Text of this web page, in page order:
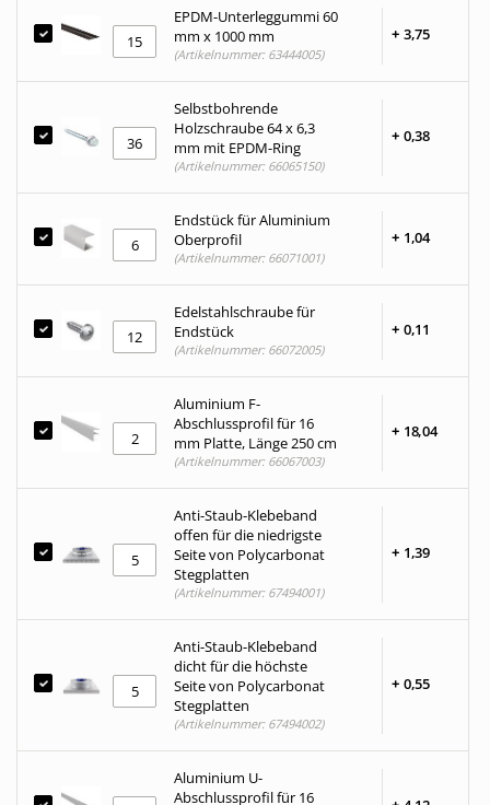
EPDM-Unterleggummi 60
mm x 1000 mm
+ 3,75
(Artikelnummer: 63444005)
Selbstbohrende
Holzschraube 64 x 6,3
mm mit EPDM-Ring
+ 0,38
(Artikelnummer: 66065150)
Endstück für Aluminium
Oberprofil
+ 1,04
(Artikelnummer: 66071001)
Edelstahlschraube für
Endstück
+ 0,11
(Artikelnummer: 66072005)
Aluminium F-
Abschlussprofil für 16
mm Platte, Länge 250 cm
+ 18,04
(Artikelnummer: 66067003)
Anti-Staub-Klebeband
offen für die niedrigste
Seite von Polycarbonat
Stegplatten
+ 1,39
(Artikelnummer: 67494001)
Anti-Staub-Klebeband
dicht für die höchste
Seite von Polycarbonat
Stegplatten
+ 0,55
(Artikelnummer: 67494002)
Aluminium U-
Abschlussprofil für 16